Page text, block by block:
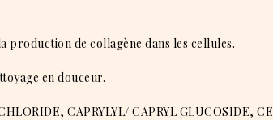
de collagène dans les cellules.
en douceur.
CAPRYLYL/ CAPRYL GLUCOSIDE,